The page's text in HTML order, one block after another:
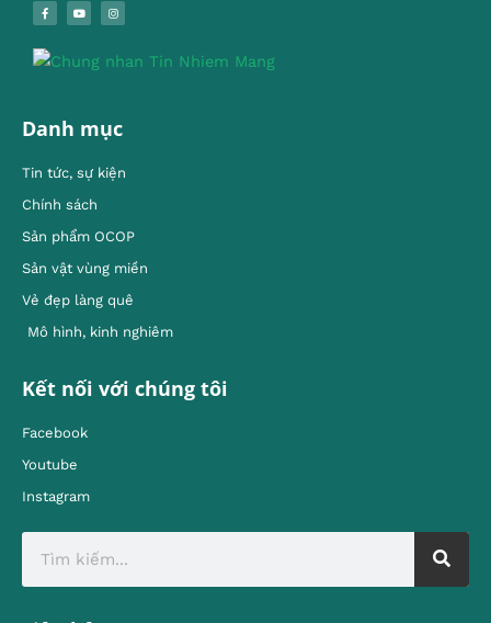
Danh mục
Tin tức, sự kiện
Chính sách
Sản phẩm OCOP
Sản vật vùng miền
Vẻ đẹp làng quê
Mô hình, kinh nghiêm
Kết nối với chúng tôi
Facebook
Youtube
Instagram